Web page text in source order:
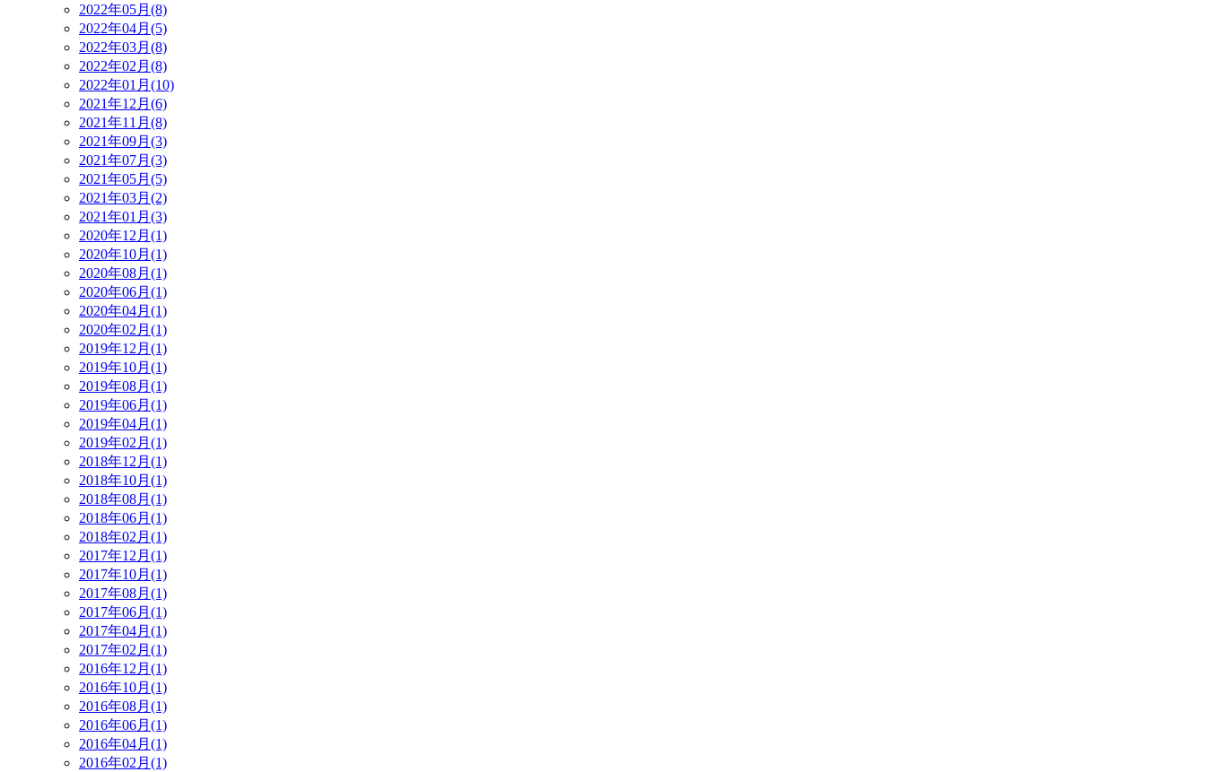
2022年05月(8)
2022年04月(5)
2022年03月(8)
2022年02月(8)
2022年01月(10)
2021年12月(6)
2021年11月(8)
2021年09月(3)
2021年07月(3)
2021年05月(5)
2021年03月(2)
2021年01月(3)
2020年12月(1)
2020年10月(1)
2020年08月(1)
2020年06月(1)
2020年04月(1)
2020年02月(1)
2019年12月(1)
2019年10月(1)
2019年08月(1)
2019年06月(1)
2019年04月(1)
2019年02月(1)
2018年12月(1)
2018年10月(1)
2018年08月(1)
2018年06月(1)
2018年02月(1)
2017年12月(1)
2017年10月(1)
2017年08月(1)
2017年06月(1)
2017年04月(1)
2017年02月(1)
2016年12月(1)
2016年10月(1)
2016年08月(1)
2016年06月(1)
2016年04月(1)
2016年02月(1)